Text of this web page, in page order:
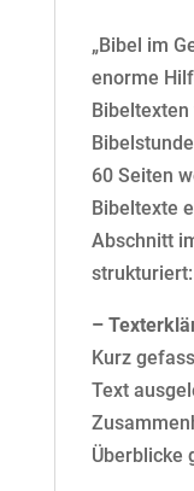
Menge„Bibel im
enorme
60 Seiten
Bibeltexte
Abschnitt
strukturiert:
–
Kurz
Text
Überblicke